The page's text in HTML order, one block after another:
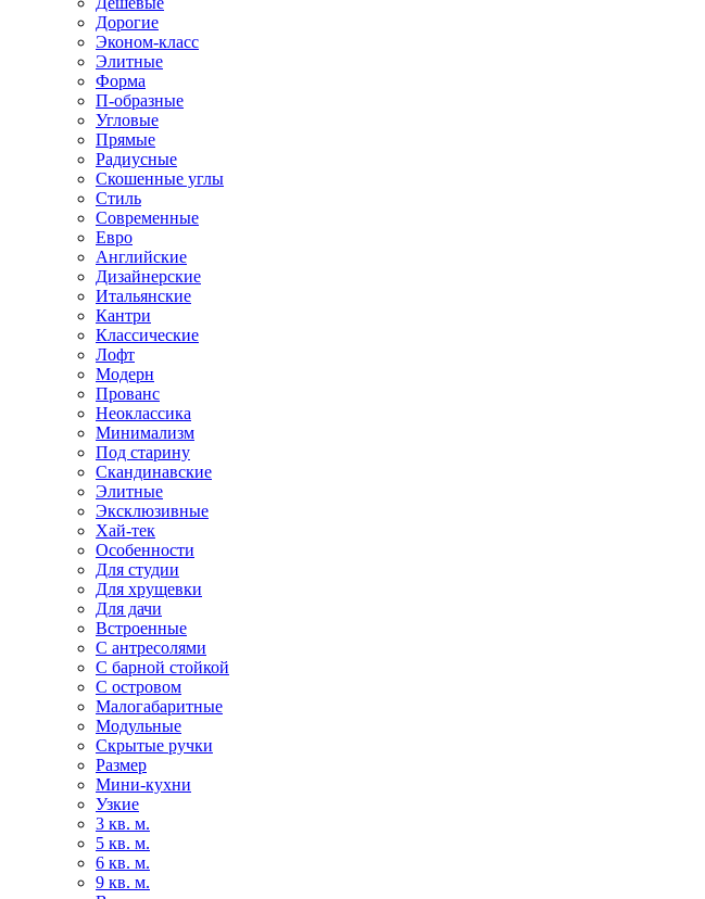
Дорогие
Эконом-класс
Элитные
Форма
П-образные
Угловые
Прямые
Радиусные
Скошенные углы
Стиль
Современные
Евро
Английские
Дизайнерские
Итальянские
Кантри
Классические
Лофт
Модерн
Прованс
Неоклассика
Минимализм
Под старину
Скандинавские
Элитные
Эксклюзивные
Хай-тек
Особенности
Для студии
Для хрущевки
Для дачи
Встроенные
С антресолями
С барной стойкой
С островом
Малогабаритные
Модульные
Скрытые ручки
Размер
Мини-кухни
Узкие
3 кв. м.
5 кв. м.
6 кв. м.
9 кв. м.